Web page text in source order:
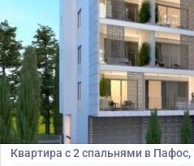
€640 000
Квартира
Квартира с 2 спальнями в